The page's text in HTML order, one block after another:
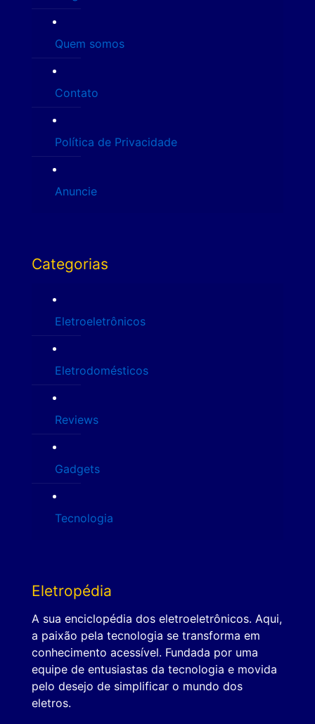
Quem somos
Contato
Política de Privacidade
Anuncie
Categorias
Eletroeletrônicos
Eletrodomésticos
Reviews
Gadgets
Tecnologia
Eletropédia
A sua enciclopédia dos eletroeletrônicos. Aqui,
a paixão pela tecnologia se transforma em
conhecimento acessível. Fundada por uma
equipe de entusiastas da tecnologia e movida
pelo desejo de simplificar o mundo dos
eletros.